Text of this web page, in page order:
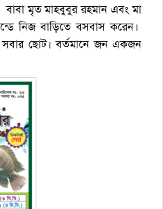
বাবা মৃত মাহবুবুর রহমান এবং মা
নিজ বাড়িতে বসবাস করেন।
ছোট। বর্তমানে জন একজন